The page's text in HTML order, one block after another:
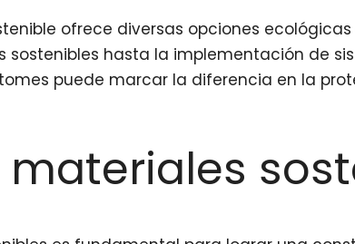
ofrece diversas opciones
sostenibles hasta la implementación de
puede marcar la diferencia en la
materiales